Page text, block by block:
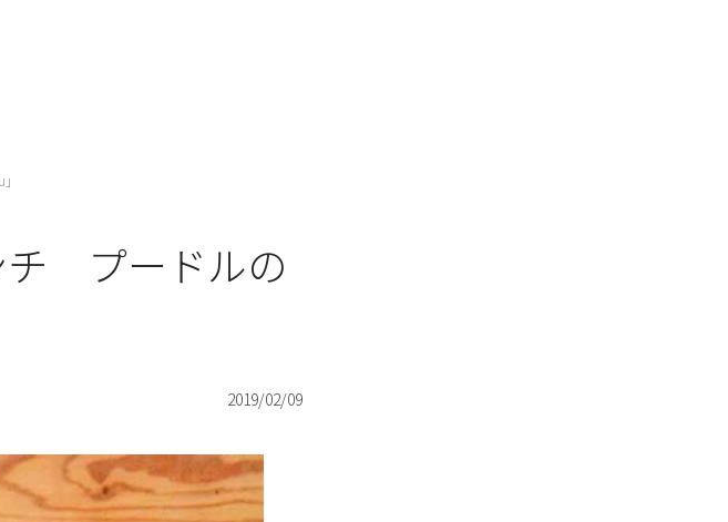
チ プードルの
2019/02/09